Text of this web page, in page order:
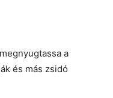
a
és más zsidó